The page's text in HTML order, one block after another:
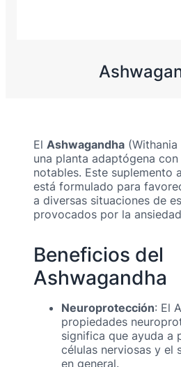
El Ashwagandha
una planta adaptógena
notables. Este suplemento
está formulado para
a diversas situaciones de
provocados por la
Beneficios del
Ashwagandha
Neuroprotección: El
propiedades
significa que ayuda a
células nerviosas y el
en general.